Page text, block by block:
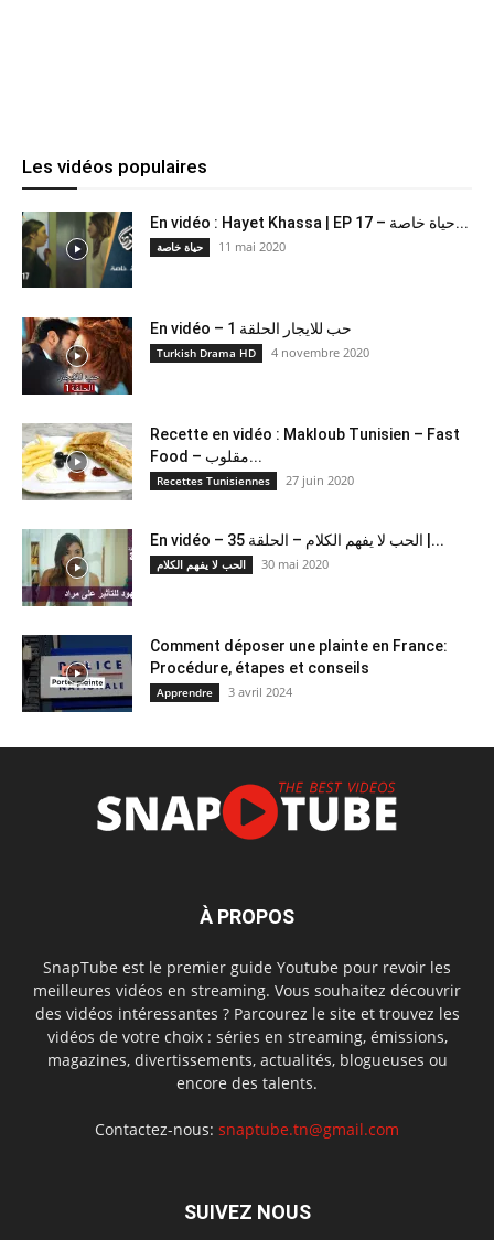
Les vidéos populaires
En vidéo : Hayet Khassa | EP 17 – حياة خاصة...
حياة خاصة 11 mai 2020
En vidéo – حب للايجار الحلقة 1
Turkish Drama HD 4 novembre 2020
Recette en vidéo : Makloub Tunisien – Fast
Food – مقلوب...
Recettes Tunisiennes 27 juin 2020
En vidéo – الحب لا يفهم الكلام – الحلقة 35 |...
الحب لا يفهم الكلام 30 mai 2020
Comment déposer une plainte en France:
Procédure, étapes et conseils
Apprendre 3 avril 2024
À PROPOS
SnapTube est le premier guide Youtube pour revoir les
meilleures vidéos en streaming. Vous souhaitez découvrir
des vidéos intéressantes ? Parcourez le site et trouvez les
vidéos de votre choix : séries en streaming, émissions,
magazines, divertissements, actualités, blogueuses ou
encore des talents.
Contactez-nous: snaptube.tn@gmail.com
SUIVEZ NOUS